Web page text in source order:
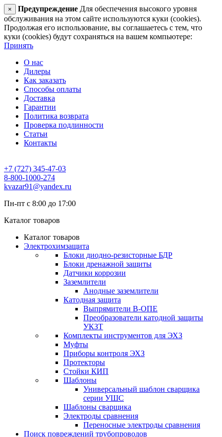
× Предупреждение Для обеспечения высокого уровня
обслуживания на этом сайте используются куки (cookies).
Продолжая его использование, вы соглашаетесь с тем, что
куки (cookies) будут сохраняться на вашем компьютере:
Принять
О нас
Дилеры
Как заказать
Способы оплаты
Доставка
Гарантии
Политика возврата
Проверка подлинности
Статьи
Контакты
+7 (727) 345-47-03
8-800-1000-274
kvazar91@yandex.ru
Пн-пт с 8:00 до 17:00
Каталог товаров
Каталог товаров
Электрохимзащита
Блоки диодно-резисторные БДР
Блоки дренажной защиты
Датчики коррозии
Заземлители
Анодные заземлители
Катодная защита
Выпрямители В-ОПЕ
Преобразователи катодной защиты
УКЗТ
Комплекты инструментов для ЭХЗ
Муфты
Приборы контроля ЭХЗ
Протекторы
Стойки КИП
Шаблоны
Универсальный шаблон сварщика
серии УШС
Шаблоны сварщика
Электроды сравнения
Переносные электроды сравнения
Поиск повреждений трубопроводов